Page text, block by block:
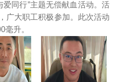
同行”主题无偿献血活动。活
广大职工积极参加。此次活动
毫升。